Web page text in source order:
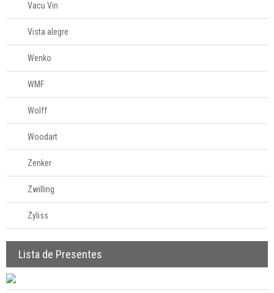
Vacu Vin
Vista alegre
Wenko
WMF
Wolff
Woodart
Zenker
Zwilling
Zyliss
Lista de Presentes